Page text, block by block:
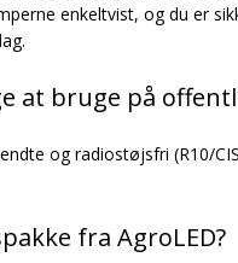
enkeltvist, og du er
at bruge på
og radiostøjsfri (R10/
fra AgroLED?